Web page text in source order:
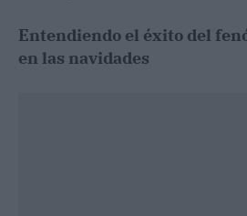
Entendiendo el éxito del
en las navidades